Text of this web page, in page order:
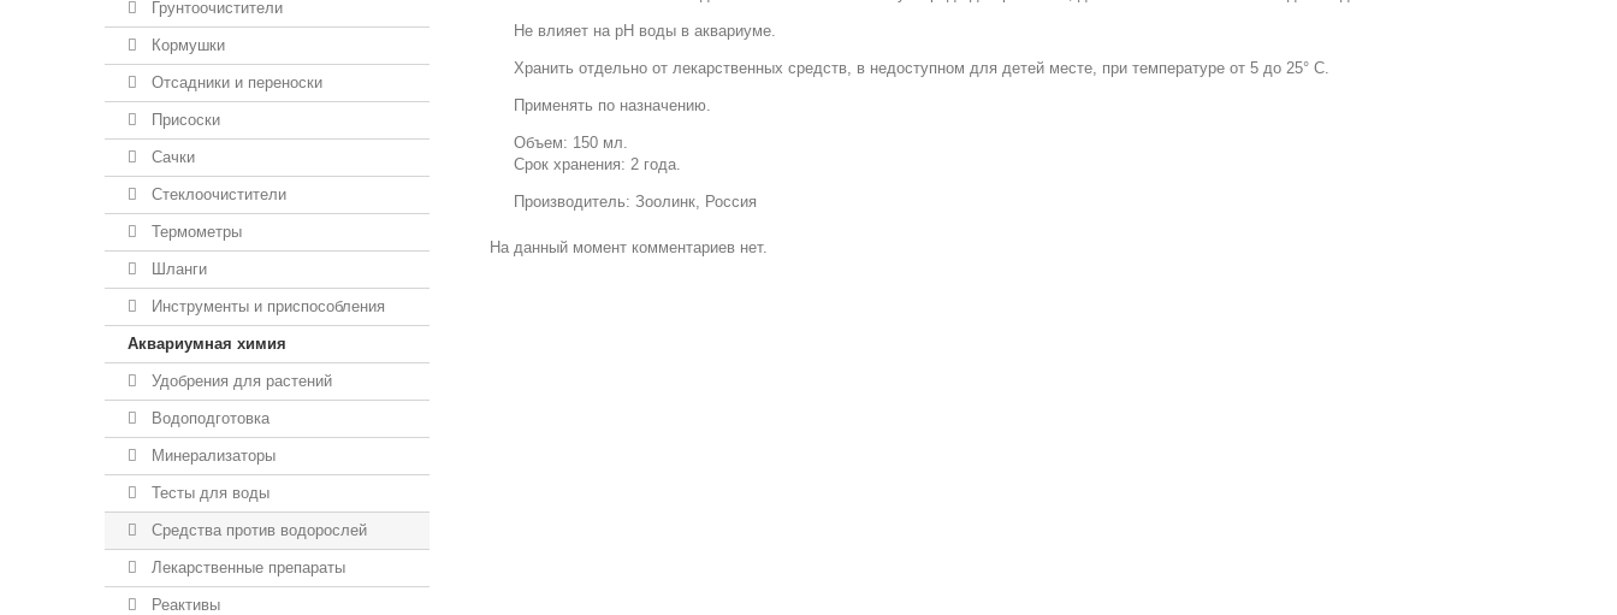
Грунтоочистители
Кормушки
Отсадники и переноски
Присоски
Сачки
Стеклоочистители
Термометры
Шланги
Инструменты и приспособления
Аквариумная химия
Удобрения для растений
Водоподготовка
Минерализаторы
Тесты для воды
Средства против водорослей
Лекарственные препараты
Реактивы
Не влияет на рН воды в аквариуме.
Хранить отдельно от лекарственных средств, в недоступном для детей месте, при температуре от 5 до 25° С.
Применять по назначению.
Объем: 150 мл.
Срок хранения: 2 года.
Производитель: Зоолинк, Россия
На данный момент комментариев нет.